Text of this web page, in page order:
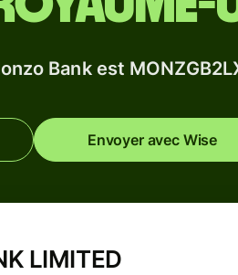
Bank est
Envoyer avec Wise
LIMITED